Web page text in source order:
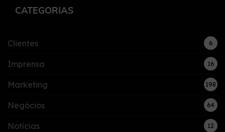
CATEGORIAS
Clientes 6
Imprensa 16
Marketing 198
Negócios 64
Notícias 12